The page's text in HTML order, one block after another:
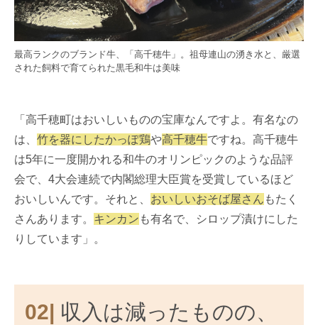
最高ランクのブランド牛、「高千穂牛」。祖母連山の湧き水と、厳選
された飼料で育てられた黒毛和牛は美味
「高千穂町はおいしいものの宝庫なんですよ。有名なの
は、 竹を器にしたかっぽ鶏や高千穂牛ですね。高千穂牛
は5年に一度開かれる和牛のオリンピックのような品評
会で、4大会連続で内閣総理大臣賞を受賞しているほど
おいしいんです。それと、 おいしいおそば屋さん もたく
さんあります。 キンカン も有名で、シロップ漬けにした
りしています」。
02| 収入は減ったものの、